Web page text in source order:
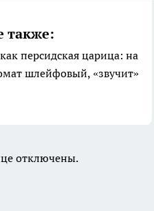
также:
персидская царица: на
шлейфовый, «звучит»
отключены.